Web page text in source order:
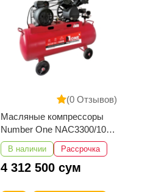
(0 Отзывов)
Масляные компрессоры
Number One NAC3300/100-
2
В наличии Рассрочка
4 312 500 сум